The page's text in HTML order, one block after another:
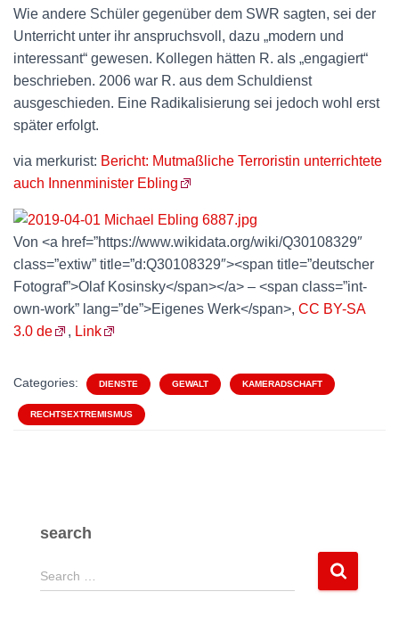
Wie andere Schüler gegenüber dem SWR sagten, sei der
Unterricht unter ihr anspruchsvoll, dazu „modern und
interessant“ gewesen. Kollegen hätten R. als „engagiert“
beschrieben. 2006 war R. aus dem Schuldienst
ausgeschieden. Eine Radikalisierung sei jedoch wohl erst
später erfolgt.
via merkurist: Bericht: Mutmaßliche Terroristin unterrichtete
auch Innenminister Ebling
Von <a href=”https://www.wikidata.org/wiki/Q30108329″
class=”extiw” title=”d:Q30108329″><span title=”deutscher
Fotograf”>Olaf Kosinsky</span></a> – <span class=”int-
own-work” lang=”de”>Eigenes Werk</span>, CC BY-SA
3.0 de
, Link
Categories: DIENSTE GEWALT KAMERADSCHAFT
RECHTSEXTREMISMUS
search
S
e
Search …